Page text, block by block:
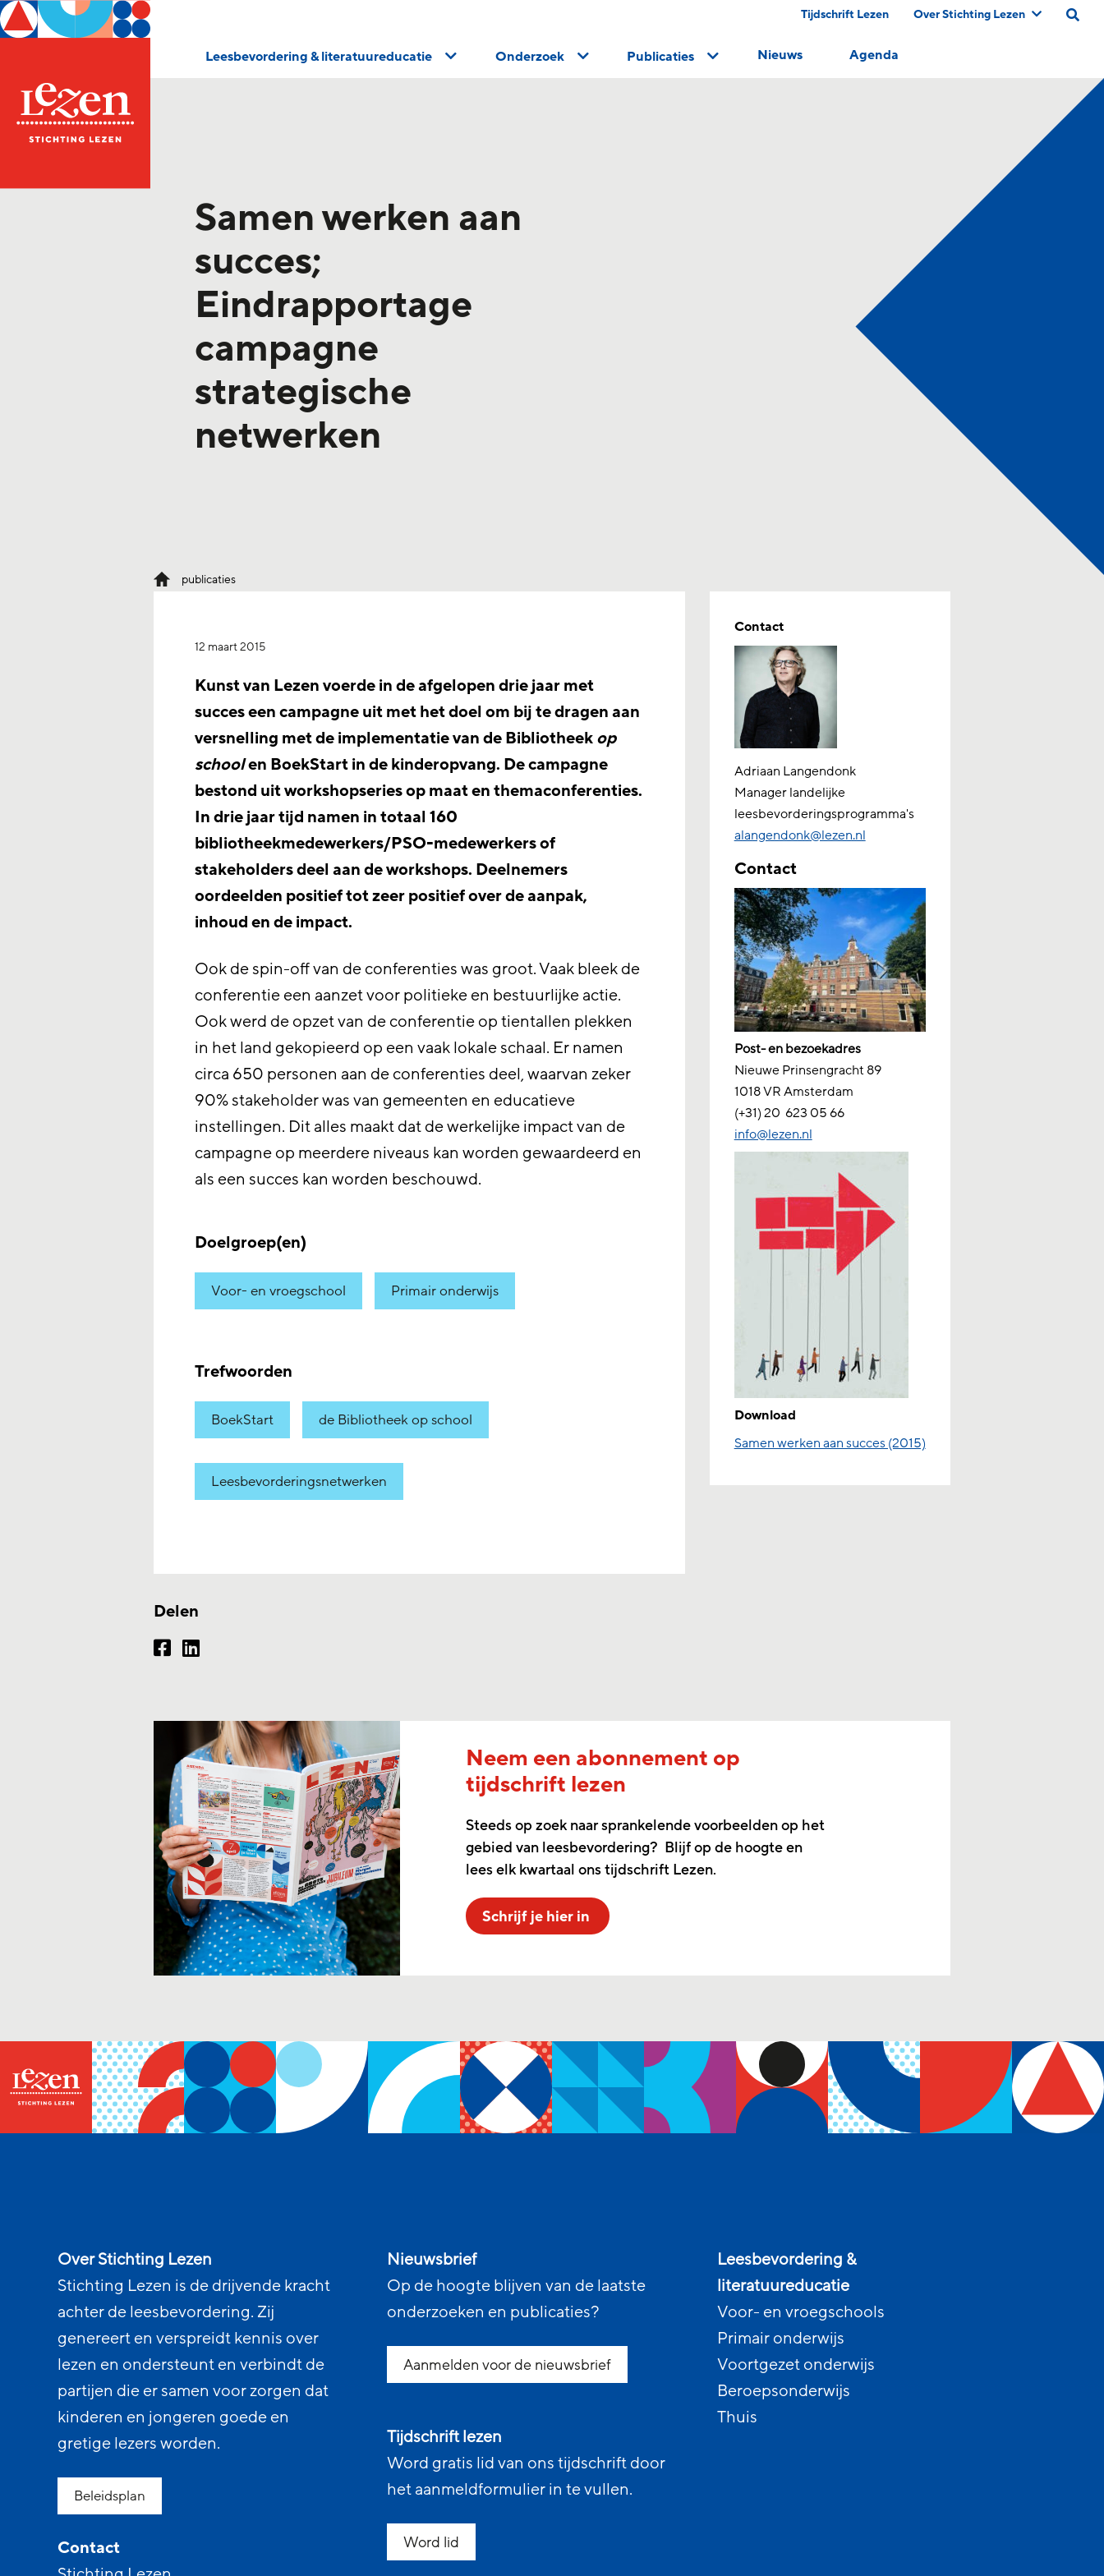
Tijdschrift Lezen Over Stichting Lezen
Leesbevordering & literatuureducatie Onderzoek Publicaties Nieuws Agenda
Samen werken aan
succes;
Eindrapportage
campagne
strategische
netwerken
publicaties
Contact
Adriaan Langendonk
Manager landelijke
leesbevorderingsprogramma's
alangendonk@lezen.nl
Contact
Post- en bezoekadres
Nieuwe Prinsengracht 89
1018 VR Amsterdam
(+31) 20 623 05 66
info@lezen.nl
Download
Samen werken aan succes (2015)
12 maart 2015
Kunst van Lezen voerde in de afgelopen drie jaar met
succes een campagne uit met het doel om bij te dragen aan
versnelling met de implementatie van de Bibliotheekop
schoolen BoekStart in de kinderopvang. De campagne
bestond uit workshopseries op maat en themaconferenties.
In drie jaar tijd namen in totaal 160
bibliotheekmedewerkers/PSO-medewerkers of
stakeholders deel aan de workshops. Deelnemers
oordeelden positief tot zeer positief over de aanpak,
inhoud en de impact.
Ook de spin-off van de conferenties was groot. Vaak bleek de
conferentie een aanzet voor politieke en bestuurlijke actie.
Ook werd de opzet van de conferentie op tientallen plekken
in het land gekopieerd op een vaak lokale schaal. Er namen
circa 650 personen aan de conferenties deel, waarvan zeker
90% stakeholder was van gemeenten en educatieve
instellingen. Dit alles maakt dat de werkelijke impact van de
campagne op meerdere niveaus kan worden gewaardeerd en
als een succes kan worden beschouwd.
Doelgroep(en)
Voor- en vroegschool Primair onderwijs
Trefwoorden
BoekStart de Bibliotheek op school
Leesbevorderingsnetwerken
Delen
Neem een abonnement op
tijdschrift lezen
Steeds op zoek naar sprankelende voorbeelden op het
gebied van leesbevordering? Blijf op de hoogte en
lees elk kwartaal ons tijdschrift Lezen.
Schrijf je hier in
Over Stichting Lezen
Stichting Lezen is de drijvende kracht
achter de leesbevordering. Zij
genereert en verspreidt kennis over
lezen en ondersteunt en verbindt de
partijen die er samen voor zorgen dat
kinderen en jongeren goede en
gretige lezers worden.
Beleidsplan
Contact
Nieuwsbrief
Op de hoogte blijven van de laatste
onderzoeken en publicaties?
Aanmelden voor de nieuwsbrief
Tijdschrift lezen
Word gratis lid van ons tijdschrift door
het aanmeldformulier in te vullen.
Word lid
Leesbevordering &
literatuureducatie
Voor- en vroegschools
Primair onderwijs
Voortgezet onderwijs
Beroepsonderwijs
Thuis